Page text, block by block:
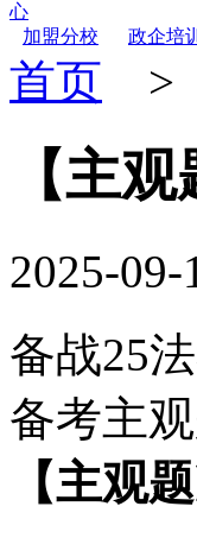
心
加盟分校
政企培训
首页 >
【主
2025-09-
备战25
备考主
【主观